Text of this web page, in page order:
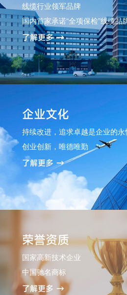
线缆行业领军品牌
国内首家承诺“全项保检”线缆品
了解更多 →
企业文化
持续改进，追求卓越是企业的
创业创新，唯德唯勤
了解更多 →
荣誉资质
国家高新技术企业
中国驰名商标
了解更多 →